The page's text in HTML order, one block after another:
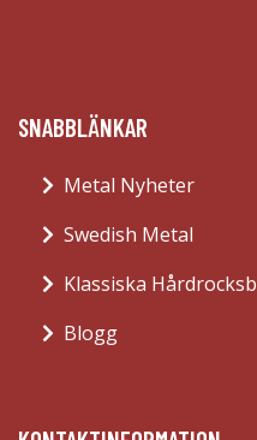
SNABBLÄNKAR
Metal Nyheter
Swedish Metal
Klassiska
Blogg